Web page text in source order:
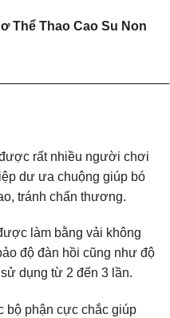
Thể Thao Cao Su Non
rất nhiều người chơi
dư ưa chuộng giúp bó
tránh chấn thương.
làm bằng vải không
độ đàn hồi cũng như độ
dụng từ 2 đến 3 lần.️
bộ phận cực chắc giúp